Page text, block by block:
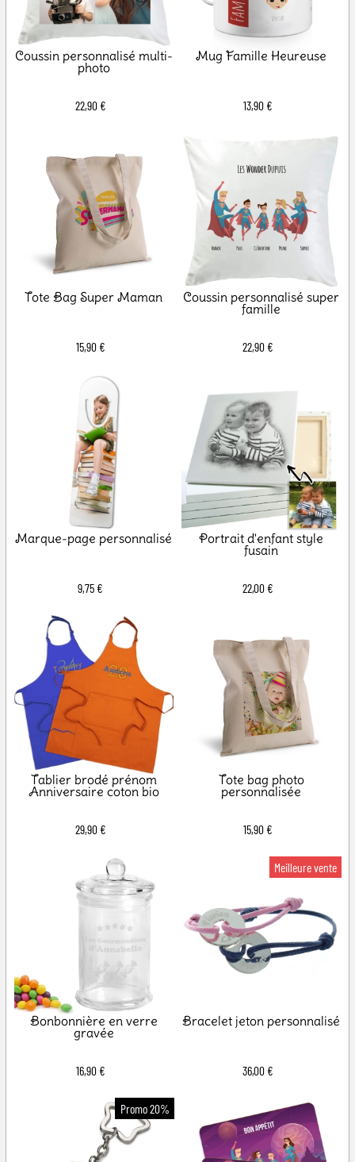
Coussin personnalisé multi-
photo
22,90 €
Mug Famille Heureuse
13,90 €
Tote Bag Super Maman
15,90 €
Coussin personnalisé super
famille
22,90 €
Marque-page personnalisé
9,75 €
Portrait d'enfant style
fusain
22,00 €
Tablier brodé prénom
Anniversaire coton bio
29,90 €
Tote bag photo
personnalisée
15,90 €
Bonbonnière en verre
gravée
16,90 €
Bracelet jeton personnalisé
36,00 €